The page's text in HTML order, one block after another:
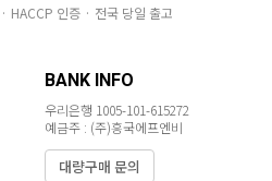
HACCP 인증 · 전국 당일 출고
BANK INFO
우리은행 1005-101-615272
예금주 : (주)흥국에프엔비
대량구매 문의